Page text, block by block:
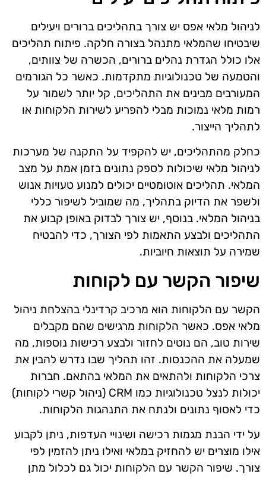
לניהול מלאי אפס יש צורך בתהליכים ברורים ויעילים
שיבטיחו שהמלאי מתנהל בצורה חלקה. פיתוח תהליכים
אלו כולל הגדרת נהלים ברורים, הכשרה של צוותים,
והטמעה של טכנולוגיות מתקדמות. כאשר כל הגורמים
המעורבים מבינים את התהליכים, קל יותר לשמור על
רמות מלאי נמוכות מבלי להפריע לשירות הלקוחות או
לתהליך הייצור.
כחלק מהתהליכים, יש להקפיד על התקנה של מערכות
לניהול מלאי שיכולות לספק נתונים בזמן אמת על מצב
המלאי. תהליכים אוטומטיים יכולים למנוע טעויות אנוש
ולשפר את הדיוק בתהליך, מה שמוביל לשיפור כללי
בניהול המלאי. בנוסף, יש צורך לבדוק באופן קבוע את
התהליכים ולבצע התאמות לפי הצורך, כדי להבטיח
שמירה על תוצאות חיוביות.
שיפור הקשר עם לקוחות
הקשר עם הלקוחות הוא מרכיב קרדינלי בהצלחת ניהול
מלאי אפס. כאשר הלקוחות מרגישים שהם מקבלים
שירות טוב, הם נוטים לחזור ולבצע רכישות נוספות, מה
שמעלה את ההכנסות. זהו תהליך שבו נדרש להבין את
צרכי הלקוחות ולהתאים את המלאי בהתאם. חברות
יכולות לנצל טכנולוגיות כמו CRM (ניהול קשרי לקוחות)
כדי לאסוף נתונים ולנתח את התנהגות הלקוחות.
על ידי הבנת מגמות רכישה ושינויי העדפות, ניתן לקבוע
אילו מוצרים יש להחזיק במלאי ואילו ניתן להזמין לפי
צורך. שיפור הקשר עם הלקוחות יכול גם לכלול מתן